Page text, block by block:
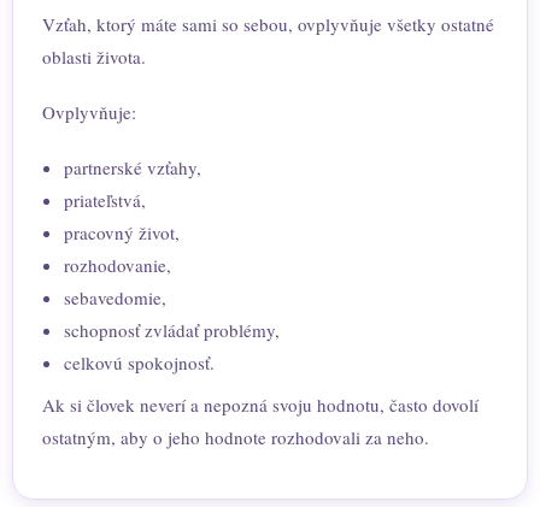
Vzťah, ktorý máte sami so sebou, ovplyvňuje všetky ostatné
oblasti života.
Ovplyvňuje:
partnerské vzťahy,
priateľstvá,
pracovný život,
rozhodovanie,
sebavedomie,
schopnosť zvládať problémy,
celkovú spokojnosť.
Ak si človek neverí a nepozná svoju hodnotu, často dovolí
ostatným, aby o jeho hodnote rozhodovali za neho.